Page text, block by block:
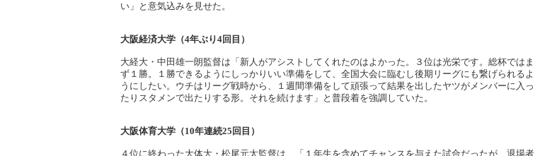
い」と意気込みを見せた。
大阪経済大学（4年ぶり4回目）
大経大・中田雄一朗監督は「新人がアシストしてくれたのはよかった。３位は光栄です。総杯ではま
ず１勝。１勝できるようにしっかりいい準備をして、全国大会に臨むし後期リーグにも繋げられるよ
うにしたい。ウチはリーグ戦時から、１週間準備をして頑張って結果を出したヤツがメンバーに入っ
たりスタメンで出たりする形。それを続けます」と普段着を強調していた。
大阪体育大学（10年連続25回目）
４位に終わった大体大・松尾元太監督は、「１年生を含めてチャンスを与えた試合だったが、退場者